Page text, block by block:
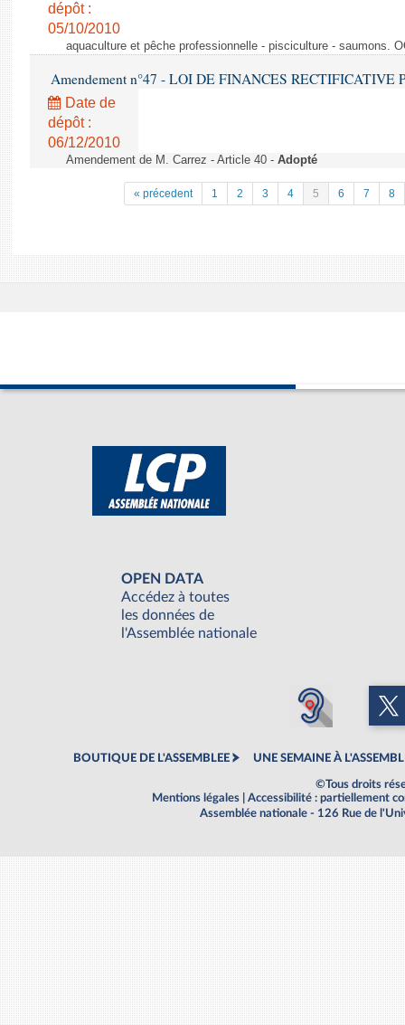
dépôt :
05/10/2010
aquaculture et pêche professionnelle - pisciculture - saumons.
Amendement n°47 - LOI DE FINANCES RECTIFICATIVE
Date de
dépôt :
06/12/2010
Amendement de M. Carrez - Article 40 - Adopté
« précedent 1 2 3 4 5 6 7 8
OPEN DATA
Accédez à toutes
les données de
l'Assemblée nationale
BOUTIQUE DE L'ASSEMBLEE UNE SEMAINE À
©Tous droits
Mentions légales
Accessibilité : partiellement
Assemblée nationale - 126 Rue de